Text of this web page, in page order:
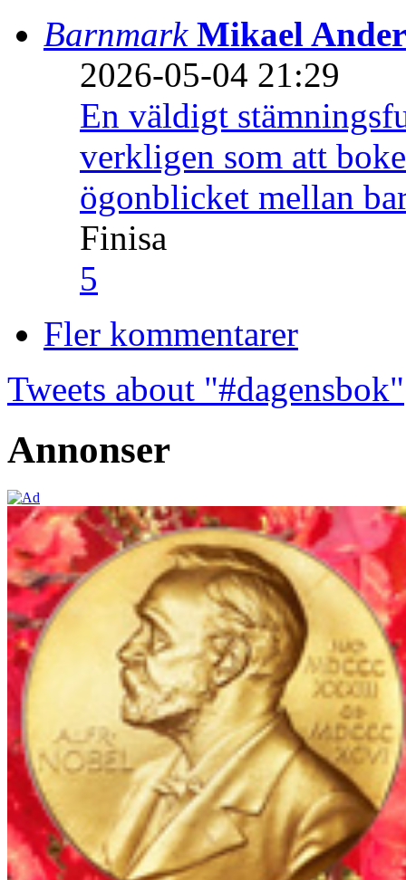
Barnmark Mikael
2026-05-04 21:29
En väldigt
verkligen som att
ögonblicket mellan
Finisa
5
Fler kommentarer
Tweets about "#dagensbok"
Annonser